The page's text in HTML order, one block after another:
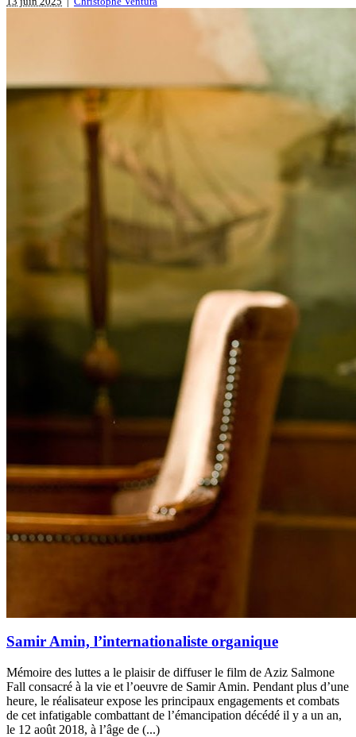
Samir Amin, l’internationaliste organique
Mémoire des luttes a le plaisir de diffuser le film de Aziz Salmone
Fall consacré à la vie et l’oeuvre de Samir Amin. Pendant plus d’une
heure, le réalisateur expose les principaux engagements et combats
de cet infatigable combattant de l’émancipation décédé il y a un an,
le 12 août 2018, à l’âge de (...)